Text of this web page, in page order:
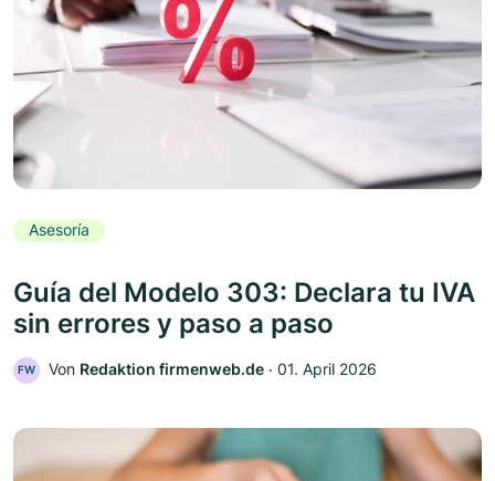
Asesoría
Guía del Modelo 303: Declara tu IVA
sin errores y paso a paso
FW Von Redaktion firmenweb.de ‧ 01. April 2026